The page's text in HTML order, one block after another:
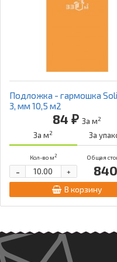
Подложка - гармошка
3, мм 10,5 м2
84 ₽ За м2
За м2 За
Кол-во м2 Общая
+
-
В корзину